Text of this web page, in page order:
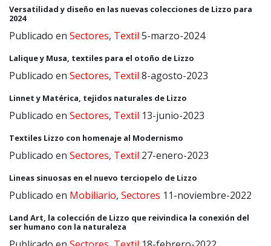
Versatilidad y diseño en las nuevas colecciones de Lizzo para
2024
Publicado en Sectores, Textil 5-marzo-2024
Lalique y Musa, textiles para el otoño de Lizzo
Publicado en Sectores, Textil 8-agosto-2023
Linnet y Matérica, tejidos naturales de Lizzo
Publicado en Sectores, Textil 13-junio-2023
Textiles Lizzo con homenaje al Modernismo
Publicado en Sectores, Textil 27-enero-2023
Lineas sinuosas en el nuevo terciopelo de Lizzo
Publicado en Mobiliario, Sectores 11-noviembre-2022
Land Art, la colección de Lizzo que reivindica la conexión del
ser humano con la naturaleza